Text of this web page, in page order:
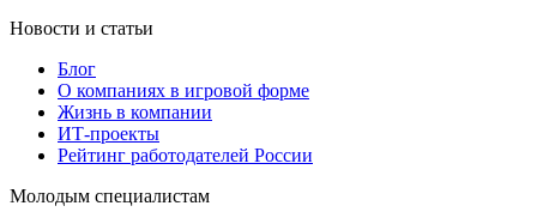
Новости и статьи
Блог
О компаниях в игровой форме
Жизнь в компании
ИТ-проекты
Рейтинг работодателей России
Молодым специалистам